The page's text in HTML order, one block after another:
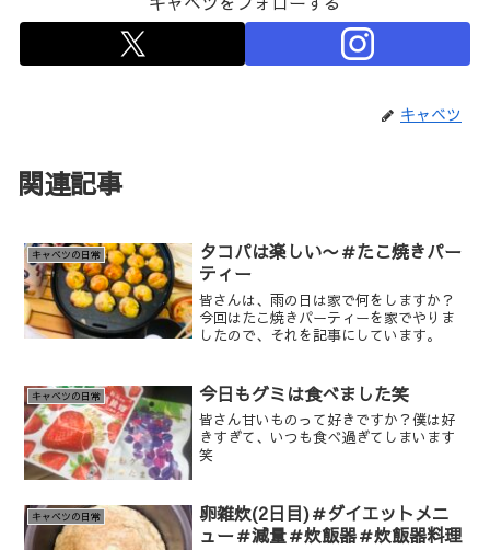
キャベツ
関連記事
キャベツの日常
タコパは楽しい〜＃たこ焼きパー
ティー
皆さんは、雨の日は家で何をしますか？
今回はたこ焼きパーティーを家でやりま
したので、それを記事にしています。
キャベツの日常 今日もグミは食べました笑
皆さん甘いものって好きですか？僕は好
きすぎて、いつも食べ過ぎてしまいます
笑
キャベツの日常
卵雑炊(2日目)＃ダイエットメニ
ュー＃減量＃炊飯器＃炊飯器料理